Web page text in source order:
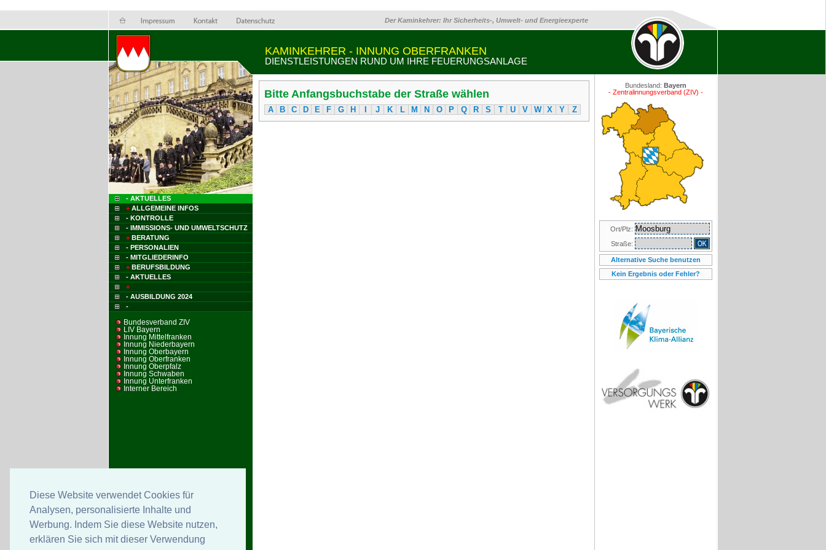
Diese Website verwendet Cookies für
Analysen, personalisierte Inhalte und
Werbung. Indem Sie diese Website nutzen,
erklären Sie sich mit dieser Verwendung
Der Kaminkehrer: Ihr Sicherheits-, Umwelt- und Energieexperte
- AKTUELLES
+ ALLGEMEINE INFOS
- KONTROLLE
- IMMISSIONS- UND UMWELTSCHUTZ
+ BERATUNG
- PERSONALIEN
- MITGLIEDERINFO
+ BERUFSBILDUNG
- AKTUELLES
+
- AUSBILDUNG 2024
-
Bundesverband ZIV
LIV Bayern
Innung Mittelfranken
Innung Niederbayern
Innung Oberbayern
Innung Oberfranken
Innung Oberpfalz
Innung Schwaben
Innung Unterfranken
Interner Bereich
KAMINKEHRER - INNUNG OBERFRANKEN
DIENSTLEISTUNGEN RUND UM IHRE FEUERUNGSANLAGE
Bitte Anfangsbuchstabe der Straße wählen
A B C D E F G H J K L M N O P Q R S T U V W X Y Z
Bundesland: Bayern
- Zentralinnungsverband (ZIV) -
Ort/Plz:
Straße:
Alternative Suche benutzen
Kein Ergebnis oder Fehler?